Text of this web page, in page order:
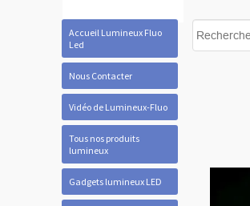
Accueil Lumineux Fluo
Led
Nous Contacter
Vidéo de Lumineux-Fluo
Tous nos produits
lumineux
Gadgets lumineux LED